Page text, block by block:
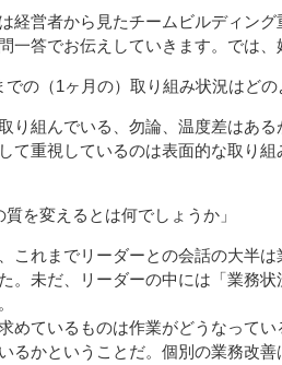
経営者から見たチームビルディン
一答でお伝えしていきます。では、
の（1ヶ月の）取り組み状況はどの
り組んでいる、勿論、温度差はある
て重視しているのは表面的な取り
を変えるとは何でしょうか」
これまでリーダーとの会話の大半
。未だ、リーダーの中には「業務
めているものは作業がどうなって
るかということだ。個別の業務改